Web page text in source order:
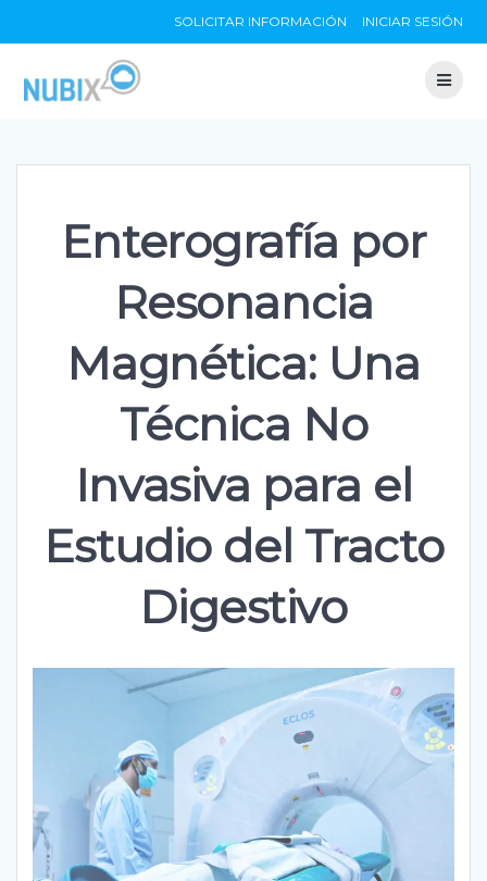
to
SOLICITAR INFORMACIÓN INICIAR SESIÓN
Enterografía por
Resonancia
Magnética: Una
Técnica No
Invasiva para el
Estudio del Tracto
Digestivo